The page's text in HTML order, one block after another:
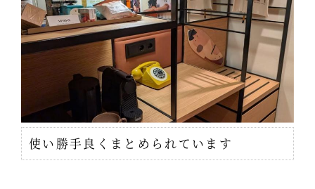
使い勝手良くまとめられています